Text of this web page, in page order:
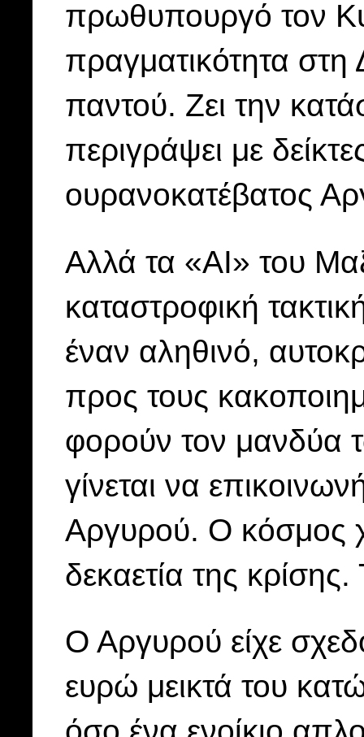
πρωθυπουργό τον
πραγματικότητα
παντού. Ζει την
περιγράψει με
ουρανοκατέβατος
Αλλά τα «ΑΙ» του
καταστροφική
έναν αληθινό,
προς τους
φορούν τον μανδύα
γίνεται να
Αργυρού. Ο κόσμος
δεκαετία της
Ο Αργυρού είχε
ευρώ μεικτά του